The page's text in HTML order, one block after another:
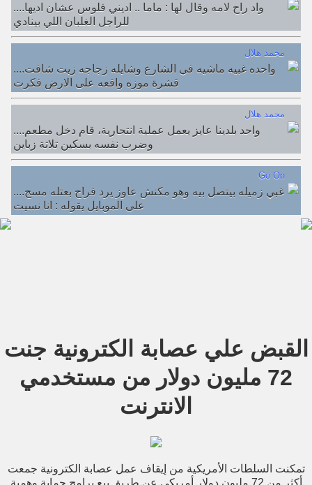
....واد راح لامه وقال لها : ماما .. اديني فلوس عشان اديها
للراجل الغلبان اللي بينادي
محمد هلال
....واحده غبيه ماشيه في الشارع وشايله زجاجه زيت شافت
قشرة موزه واقعه على الارض فكرت
محمد هلال
....واحد بلدينا عايز يعمل عملية انتحارية، قام دخل مطعم
وضرب نفسه بسكين تلاتة زباين
Go On
....غبي زميله بيتصل بيه وهو مكنش عاوز يرد فراح بعتله مسج
على الموبايل يقوله : انا نسيت
القبض علي عصابة الكترونية جنت
72 مليون دولار من مستخدمي
الانترنت
تمكنت السلطات الأمريكية من إيقاف عمل عصابة الكترونية جمعت
أكثر من 72 مليون دولار أمريكي عن طريق بيع برامج حماية وهمية